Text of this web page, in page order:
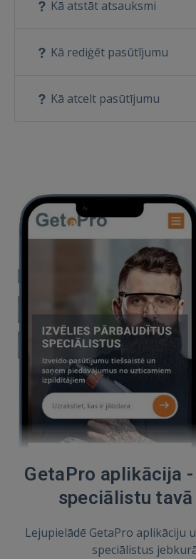
Kā atstāt atsauksmi
Kā rediģēt pasūtījumu
Kā atcelt pasūtījumu
GetaPro aplikācija
speciālistu
Lejupielādē GetaPro aplikāciju
speciālistus